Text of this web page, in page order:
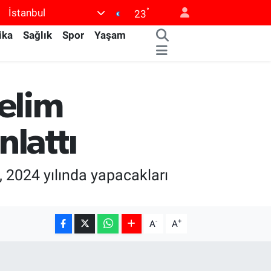
İstanbul 23°
Sağlık Spor
Yaşam
yılında yapacakları
A- A+